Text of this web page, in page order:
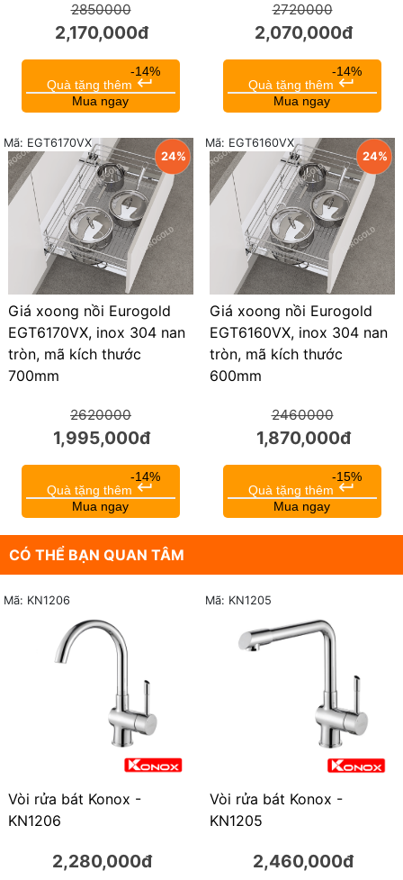
2850000
2,170,000đ
-14%
Quà tặng thêm keyboard_return
Mua ngay
2720000
2,070,000đ
-14%
Quà tặng thêm keyboard_return
Mua ngay
24%
Giá xoong nồi Eurogold
EGT6170VX, inox 304 nan
tròn, mã kích thước
700mm
Mã: EGT6170VX
2620000
1,995,000đ
-14%
Quà tặng thêm keyboard_return
Mua ngay
24%
Giá xoong nồi Eurogold
EGT6160VX, inox 304 nan
tròn, mã kích thước
600mm
Mã: EGT6160VX
2460000
1,870,000đ
-15%
Quà tặng thêm keyboard_return
Mua ngay
CÓ THỂ BẠN QUAN TÂM
Vòi rửa bát Konox -
KN1206
Mã: KN1206
2,280,000đ
Vòi rửa bát Konox -
KN1205
Mã: KN1205
2,460,000đ